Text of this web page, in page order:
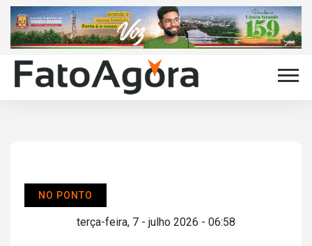
NO PONTO
terça-feira, 7 - julho 2026 - 06:58